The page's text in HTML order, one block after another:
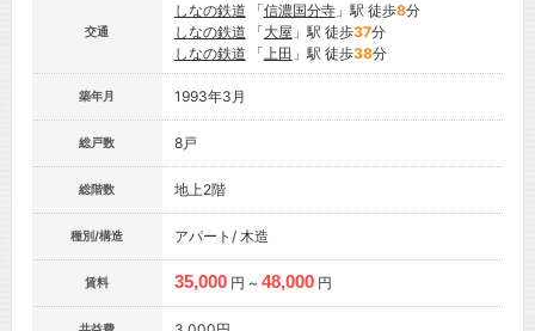
交通
しなの鉄道 「信濃国分寺」駅 徒歩8分
しなの鉄道 「大屋 」駅 徒歩37分
しなの鉄道 「上田 」駅 徒歩38分
築年月 1993年3月
総戸数 8戸
総階数 地上2階
種別/構造 アパート/ 木造
賃料 35,000 円 ~ 48,000 円